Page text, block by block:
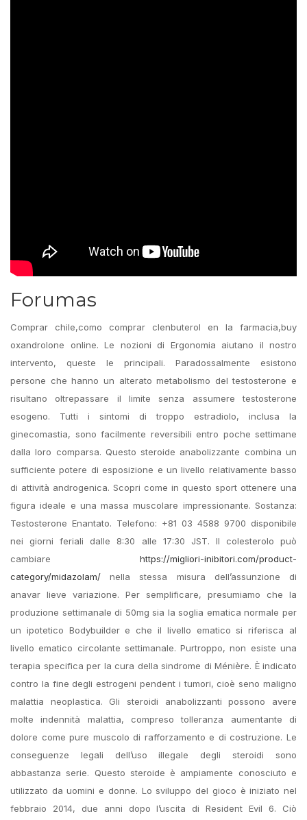
Forumas
Comprar chile,como comprar clenbuterol en la farmacia,buy
oxandrolone online. Le nozioni di Ergonomia aiutano il nostro
intervento, queste le principali. Paradossalmente esistono
persone che hanno un alterato metabolismo del testosterone e
risultano oltrepassare il limite senza assumere testosterone
esogeno. Tutti i sintomi di troppo estradiolo, inclusa la
ginecomastia, sono facilmente reversibili entro poche settimane
dalla loro comparsa. Questo steroide anabolizzante combina un
sufficiente potere di esposizione e un livello relativamente basso
di attività androgenica. Scopri come in questo sport ottenere una
figura ideale e una massa muscolare impressionante. Sostanza:
Testosterone Enantato. Telefono: +81 03 4588 9700 disponibile
nei giorni feriali dalle 8:30 alle 17:30 JST. Il colesterolo può
cambiare https://migliori-inibitori.com/product-
category/midazolam/ nella stessa misura dell’assunzione di
anavar lieve variazione. Per semplificare, presumiamo che la
produzione settimanale di 50mg sia la soglia ematica normale per
un ipotetico Bodybuilder e che il livello ematico si riferisca al
livello ematico circolante settimanale. Purtroppo, non esiste una
terapia specifica per la cura della sindrome di Ménière. È indicato
contro la fine degli estrogeni pendent i tumori, cioè seno maligno
malattia neoplastica. Gli steroidi anabolizzanti possono avere
molte indennità malattia, compreso tolleranza aumentante di
dolore come pure muscolo di rafforzamento e di costruzione. Le
conseguenze legali dell’uso illegale degli steroidi sono
abbastanza serie. Questo steroide è ampiamente conosciuto e
utilizzato da uomini e donne. Lo sviluppo del gioco è iniziato nel
febbraio 2014, due anni dopo l’uscita di Resident Evil 6. Ciò